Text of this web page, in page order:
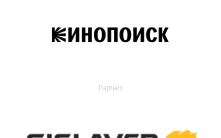
Партнер